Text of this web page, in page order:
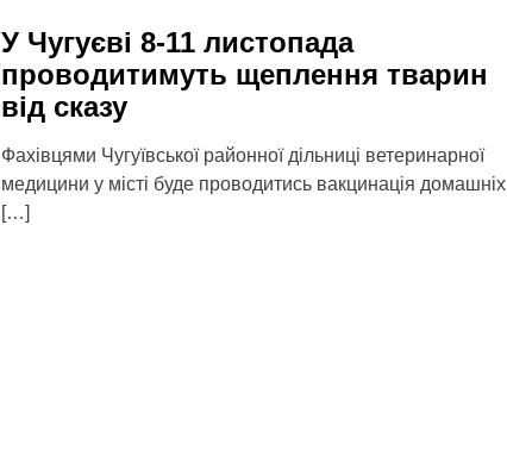
У Чугуєві 8-11 листопада
проводитимуть щеплення тварин
від сказу
Фахівцями Чугуївської районної дільниці ветеринарної
медицини у місті буде проводитись вакцинація домашніх
[…]